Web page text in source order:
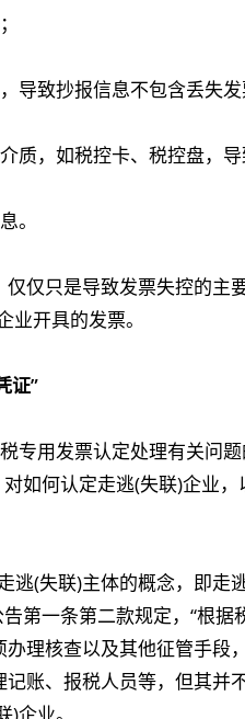
导致抄报信息不包含丢失发
质，如税控卡、税控盘，导
。
仅只是导致发票失控的主
业开具的发票。
证”
专用发票认定处理有关问
如何认定走逃(失联)企业
逃(失联)主体的概念，即走
第一条第二款规定，“根
理核查以及其他征管手段
账、报税人员等，但其并